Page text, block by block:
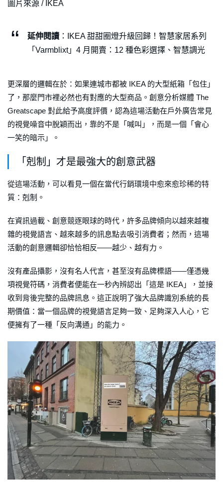
圖片來源 / IKEA
延伸閱讀 ：IKEA 甜甜圈燈升級回歸！智慧家居系列
「Varmblixt」4 月開賣：12 種色彩選擇、智慧調光
更深層的邏輯在於：如果連城市都被 IKEA 的大型紙箱「包住」
了，那麼門市裡必然也有對應的大型商品。創意分析媒體 The
Greatscape 對此給予高度評價，認為這場活動在戶外廣告常見
的視覺噪音中脫穎而出，靠的不是「喊叫」，而是一個「會心
一笑的暗示」。
「剋制」才是最強大的創意武器
從這場活動，可以看見一個在當代行銷環境中愈來愈珍稀的特
質：剋制。
在資訊過載、創意競逐眼球的時代，許多品牌傾向以越來越複
雜的視覺語言、越來越多的訊息點去吸引消費者；然而，這場
活動的創意邏輯卻恰恰相反——越少、越有力。
沒有產品攝影，沒有名人代言，甚至沒有品牌標語——僅憑幾
項視覺符碼，消費者便能在一秒內辨認出「這是 IKEA」，並接
收到背後完整的品牌訊息。這正說明了強大品牌識別系統的長
期價值：當一個品牌的視覺語言足夠一致、足夠深入人心，它
便擁有了一種「反向溝通」的能力。